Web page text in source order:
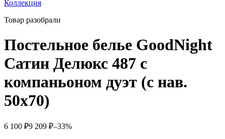
Коллекция
Товар разобрали
Постельное белье GoodNight
Сатин Делюкс 487 с
компаньоном дуэт (с нав.
50х70)
6 100 ₽9 209 ₽–33%